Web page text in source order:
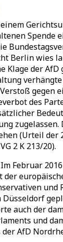
Spende
Berlin wies
Klage der AfD
gegen
des
(Urteil der
2 K 213/20).
Februar
der
und
Düsseldorf
auch der
und
der AfD